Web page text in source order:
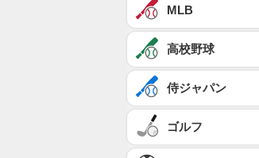
MLB
高校野球
侍ジャパン
ゴルフ